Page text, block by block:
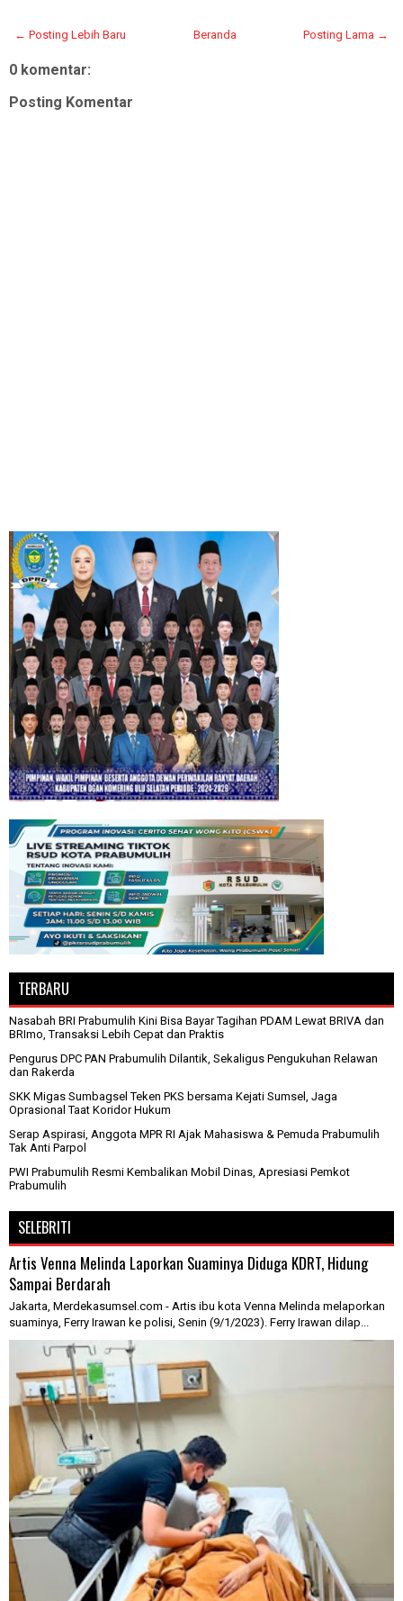
← Posting Lebih Baru Posting Lama →
Beranda
0 komentar:
Posting Komentar
TERBARU
Nasabah BRI Prabumulih Kini Bisa Bayar Tagihan PDAM Lewat BRIVA dan
BRImo, Transaksi Lebih Cepat dan Praktis
Pengurus DPC PAN Prabumulih Dilantik, Sekaligus Pengukuhan Relawan
dan Rakerda
SKK Migas Sumbagsel Teken PKS bersama Kejati Sumsel, Jaga
Oprasional Taat Koridor Hukum
Serap Aspirasi, Anggota MPR RI Ajak Mahasiswa & Pemuda Prabumulih
Tak Anti Parpol
PWI Prabumulih Resmi Kembalikan Mobil Dinas, Apresiasi Pemkot
Prabumulih
SELEBRITI
Artis Venna Melinda Laporkan Suaminya Diduga KDRT, Hidung
Sampai Berdarah
Jakarta, Merdekasumsel.com - Artis ibu kota Venna Melinda melaporkan
suaminya, Ferry Irawan ke polisi, Senin (9/1/2023). Ferry Irawan dilap...